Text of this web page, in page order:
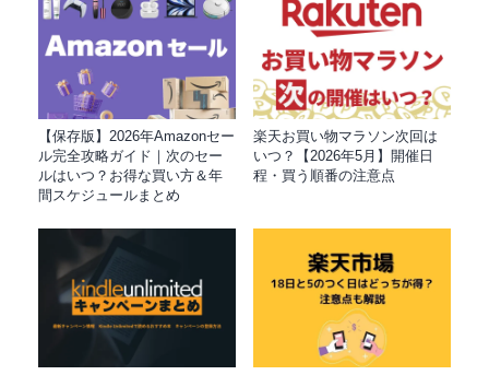
【保存版】2026年Amazonセー
ル完全攻略ガイド｜次のセー
ルはいつ？お得な買い方＆年
間スケジュールまとめ
楽天お買い物マラソン次回は
いつ？【2026年5月】開催日
程・買う順番の注意点